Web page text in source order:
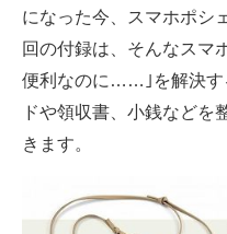
になった今、スマホポシ
回の付録は、そんなスマ
便利なのに……｣を解決す
ドや領収書、小銭などを
きます。